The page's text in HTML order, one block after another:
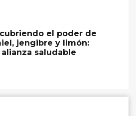
el poder de
jengibre y limón:
alianza saludable